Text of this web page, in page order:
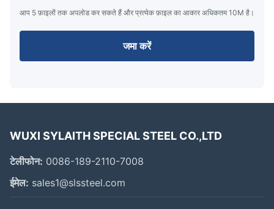
आप 5 फ़ाइलों तक अपलोड कर सकते हैं और प्रत्येक फ़ाइल का आकार अधिकतम 10M है।
जमा करें
WUXI SYLAITH SPECIAL STEEL CO.,LTD
टेलीफोन: 0086-189-2110-7008
ईमेल: sales1@slssteel.com